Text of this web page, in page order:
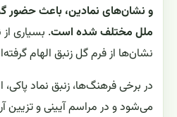
و نشان‌های نمادین، باعث حضور
ملل مختلف شده است. بسیاری
نشان‌ها از فرم گل زنبق الهام
در برخی فرهنگ‌ها، زنبق نماد
می‌شود و در مراسم آیینی و تزیین